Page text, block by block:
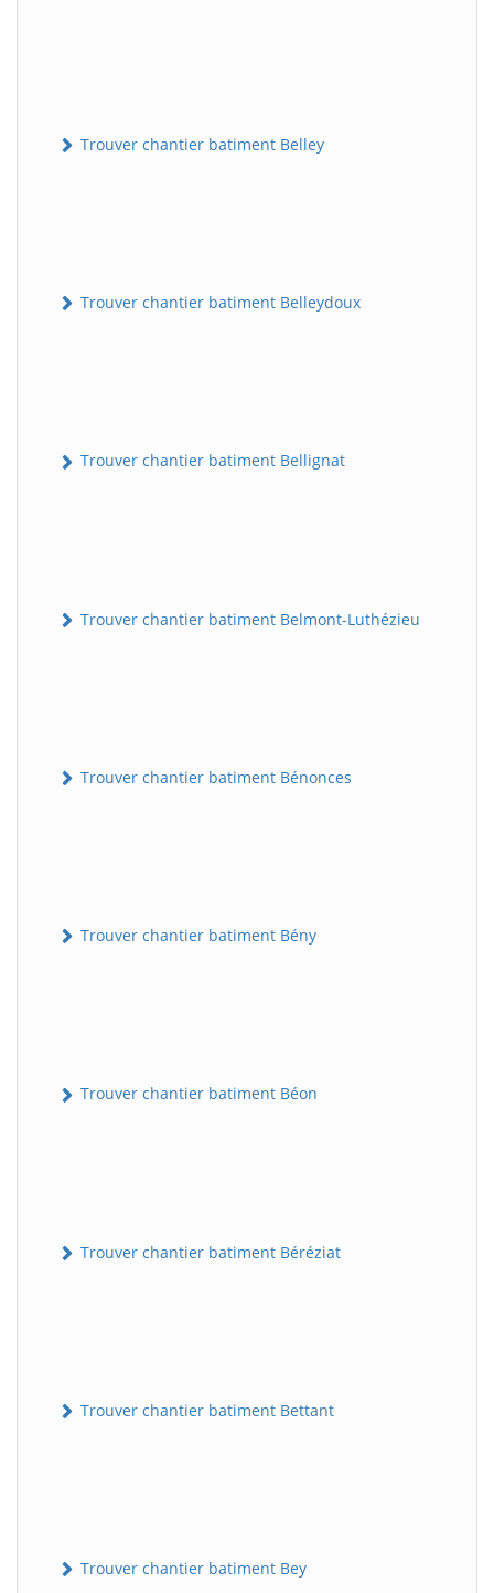
Trouver chantier batiment Belley
Trouver chantier batiment Belleydoux
Trouver chantier batiment Bellignat
Trouver chantier batiment Belmont-Luthézieu
Trouver chantier batiment Bénonces
Trouver chantier batiment Bény
Trouver chantier batiment Béon
Trouver chantier batiment Béréziat
Trouver chantier batiment Bettant
Trouver chantier batiment Bey